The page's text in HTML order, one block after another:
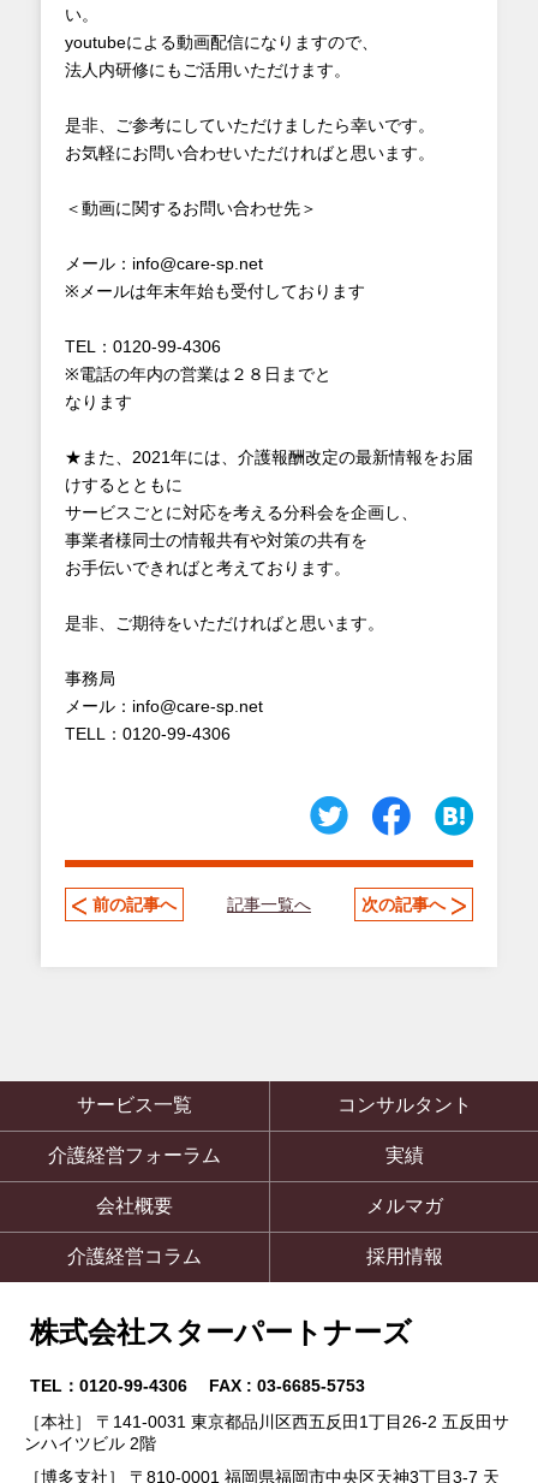
い。
youtubeによる動画配信になりますので、
法人内研修にもご活用いただけます。
是非、ご参考にしていただけましたら幸いです。
お気軽にお問い合わせいただければと思います。
＜動画に関するお問い合わせ先＞
メール：info@care-sp.net
※メールは年末年始も受付しております
TEL：0120-99-4306
※電話の年内の営業は２８日までと
なります
★また、2021年には、介護報酬改定の最新情報をお届
けするとともに
サービスごとに対応を考える分科会を企画し、
事業者様同士の情報共有や対策の共有を
お手伝いできればと考えております。
是非、ご期待をいただければと思います。
事務局
メール：info@care-sp.net
TELL：0120-99-4306
前の記事へ 記事一覧へ 次の記事へ
サービス一覧 コンサルタント
介護経営フォーラム 実績
会社概要 メルマガ
介護経営コラム 採用情報
株式会社スターパートナーズ
TEL：0120-99-4306 FAX : 03-6685-5753
［本社］ 〒141-0031 東京都品川区西五反田1丁目26-2 五反田サ
ンハイツビル 2階
［博多支社］ 〒810-0001 福岡県福岡市中央区天神3丁目3-7 天